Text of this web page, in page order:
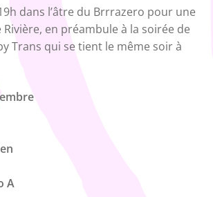
dans l’âtre du Brrrazero pour une
Rivière, en préambule à la soirée de
Trans qui se tient le même soir à
A